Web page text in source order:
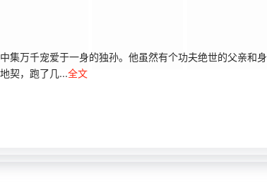
万千宠爱于一身的独孙。他虽然有个功夫绝世的父亲和
契，跑了几...全文